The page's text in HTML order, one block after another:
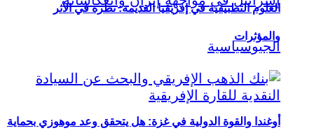
أوغندا والقوة الدولية في غزة: هل يتحقق وعد موهوزي بحماية
العلوم التطبيقية في إفريقيا القديمة: نظرة في الأثر
والمؤثرات